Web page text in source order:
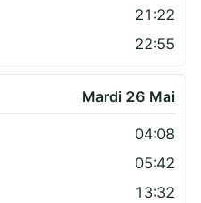
21:22
22:55
Mardi 26 Mai
04:08
05:42
13:32